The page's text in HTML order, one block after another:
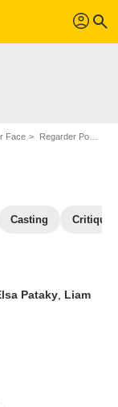
profil search
Face Regarder Poker Face en SVOD
Casting
Pataky Liam